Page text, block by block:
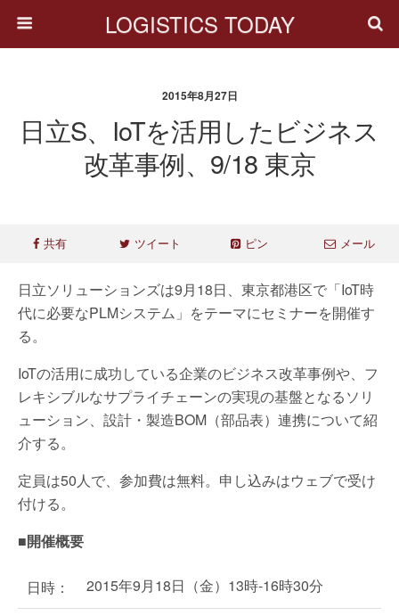
LOGISTICS TODAY
2015年8月27日
日立S、IoTを活用したビジネス
改革事例、9/18 東京
共有 ツイート ピン メール
日立ソリューションズは9月18日、東京都港区で「IoT時
代に必要なPLMシステム」をテーマにセミナーを開催す
る。
IoTの活用に成功している企業のビジネス改革事例や、フ
レキシブルなサプライチェーンの実現の基盤となるソリ
ューション、設計・製造BOM（部品表）連携について紹
介する。
定員は50人で、参加費は無料。申し込みはウェブで受け
付ける。
■開催概要
日時： 2015年9月18日（金）13時-16時30分